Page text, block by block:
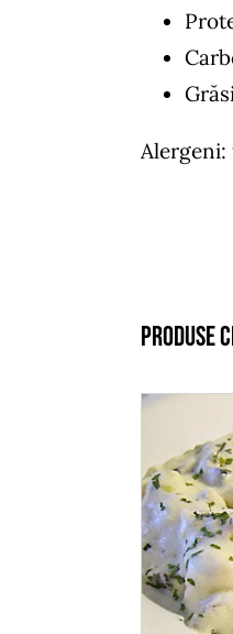
Alergeni:
Produse